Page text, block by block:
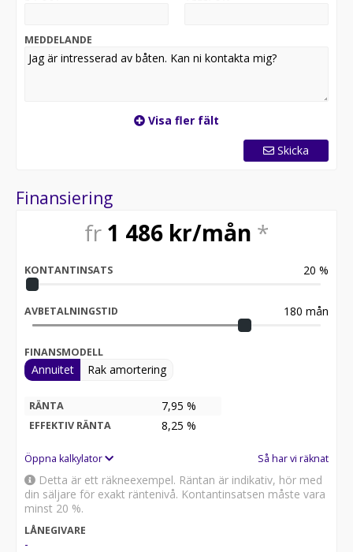
från Quicksilver kan hela familjen njuta av sjölivet utan
MEDDELANDE
Visa fler fält
Skicka
Finansiering
fr 1 486 kr/mån *
KONTANTINSATS 20 %
AVBETALNINGSTID 180 mån
FINANSMODELL
Annuitet Rak amortering
RÄNTA 7,95 %
EFFEKTIV RÄNTA 8,25 %
Öppna kalkylator Så har vi räknat
Detta är ett räkneexempel. Räntan är indikativ, hör med
din säljare för exakt räntenivå. Kontantinsatsen måste vara
minst 20 %.
LÅNEGIVARE
-